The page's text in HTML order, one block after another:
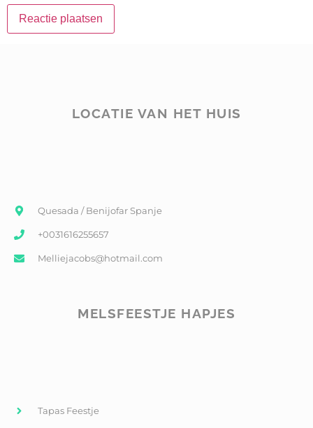
LOCATIE VAN HET HUIS
Quesada / Benijofar Spanje
+0031616255657
Melliejacobs@hotmail.com
MELSFEESTJE HAPJES
Tapas Feestje